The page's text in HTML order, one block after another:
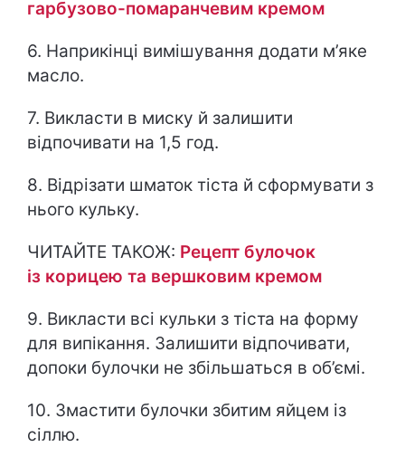
гарбузово-помаранчевим кремом
6. Наприкінці вимішування додати м’яке
масло.
7. Викласти в миску й залишити
відпочивати на 1,5 год.
8. Відрізати шматок тіста й сформувати з
нього кульку.
ЧИТАЙТЕ ТАКОЖ: Рецепт булочок
із корицею та вершковим кремом
9. Викласти всі кульки з тіста на форму
для випікання. Залишити відпочивати,
допоки булочки не збільшаться в об’ємі.
10. Змастити булочки збитим яйцем із
сіллю.